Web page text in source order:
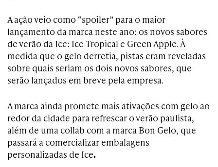
A ação veio como “spoiler” para o maior
lançamento da marca neste ano: os novos sabores
de verão da Ice: Ice Tropical e Green Apple. À
medida que o gelo derretia, pistas eram reveladas
sobre quais seriam os dois novos sabores, que
serão lançados em breve pela empresa.
A marca ainda promete mais ativações com gelo ao
redor da cidade para refrescar o verão paulista,
além de uma collab com a marca Bon Gelo, que
passará a comercializar embalagens
personalizadas de Ice.